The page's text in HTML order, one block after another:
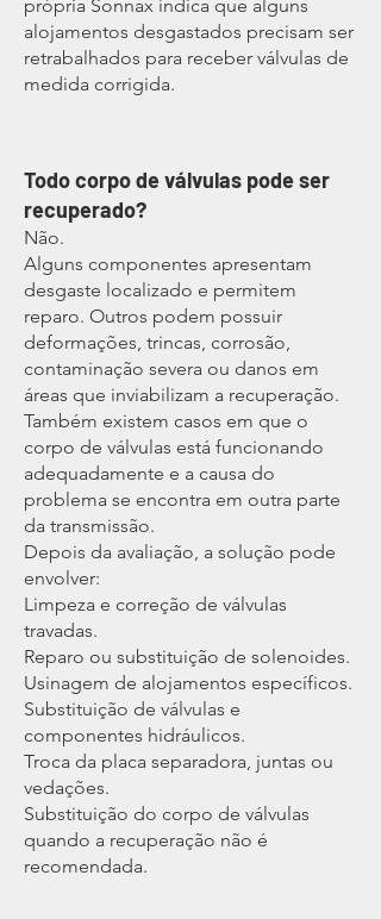
própria Sonnax indica que alguns
alojamentos desgastados precisam ser
retrabalhados para receber válvulas de
medida corrigida.
Todo corpo de válvulas pode ser
recuperado?
Não.
Alguns componentes apresentam
desgaste localizado e permitem
reparo. Outros podem possuir
deformações, trincas, corrosão,
contaminação severa ou danos em
áreas que inviabilizam a recuperação.
Também existem casos em que o
corpo de válvulas está funcionando
adequadamente e a causa do
problema se encontra em outra parte
da transmissão.
Depois da avaliação, a solução pode
envolver:
Limpeza e correção de válvulas
travadas.
Reparo ou substituição de solenoides.
Usinagem de alojamentos específicos.
Substituição de válvulas e
componentes hidráulicos.
Troca da placa separadora, juntas ou
vedações.
Substituição do corpo de válvulas
quando a recuperação não é
recomendada.